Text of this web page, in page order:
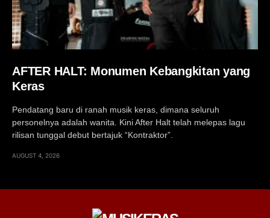
AFTER HALT: Monumen Kebangkitan yang
Keras
Pendatang baru di ranah musik keras, dimana seluruh
personelnya adalah wanita. Kini After Halt telah melepas lagu
rilisan tunggal debut bertajuk “Kontraktor”.
AUGUST 4, 2026